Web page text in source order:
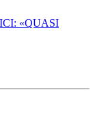
«QUASI